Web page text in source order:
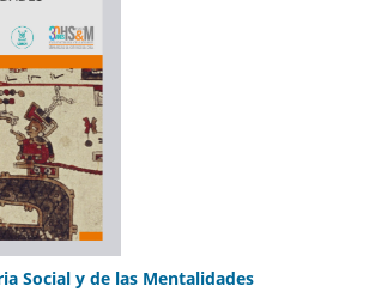
Social y de las Mentalidades